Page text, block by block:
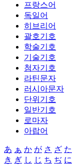
프랑스어
독일어
히브리어
괄호기호
학술기호
기술기호
첨자기호
라틴문자
러시아문자
단위기호
일반기호
로마자
아랍어
あ ぁ か が さ ざ た
き ぎ し じ ち ぢ に